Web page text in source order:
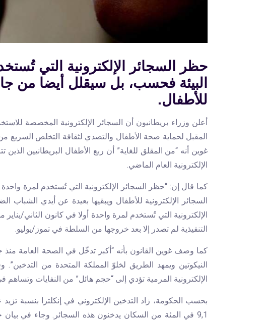
حظر السجائر الإلكترونية التي
البيئة فحسب، بل سيقلل أيضا من
للأطفال.
أعلن وزراء بريطانيون أن السجائر الإلكترونية المخصصة
المقبل لحماية صحة الأطفال والتصدي لثقافة التخلص السريع
الإلكترونية العام الماضي.
كما قال إن: “حظر السجائر الإلكترونية التي تُستخدم لمرة
السجائر الإلكترونية للأطفال ويبقيها بعيدة عن أيدي
الإلكترونية التي تُستخدم لمرة واحدة أولا في كانون الثاني/
التنفيذية لم تصدر إلا بعد خروجها من السلطة في تموز/يوليو.
كما وصف غوين القانون بأنه “أكبر تدخّل في الصحة العامة
النيكوتين ويمهد الطريق لخلوّ المملكة المتحدة من
الإلكترونية المرمية تؤدي إلى “حجم هائل” من النفايات وتساهم
9,1 في المئة من السكان يدخنون هذه السجائر. وجاء في بيان